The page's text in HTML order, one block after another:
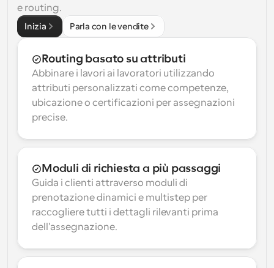
e routing.
Inizia Parla con le vendite
Routing basato su attributi
Abbinare i lavori ai lavoratori utilizzando
attributi personalizzati come competenze,
ubicazione o certificazioni per assegnazioni
precise.
Moduli di richiesta a più passaggi
Guida i clienti attraverso moduli di
prenotazione dinamici e multistep per
raccogliere tutti i dettagli rilevanti prima
dell'assegnazione.